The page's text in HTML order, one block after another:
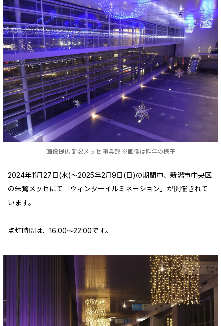
画像提供:新潟メッセ 事業部 ※画像は昨年の様子
2024年11月27日(水)～2025年2月9日(日)の期間中、新潟市中央区
の朱鷺メッセにて「ウィンターイルミネーション」が開催されて
います。
点灯時間は、16:00～22:00です。